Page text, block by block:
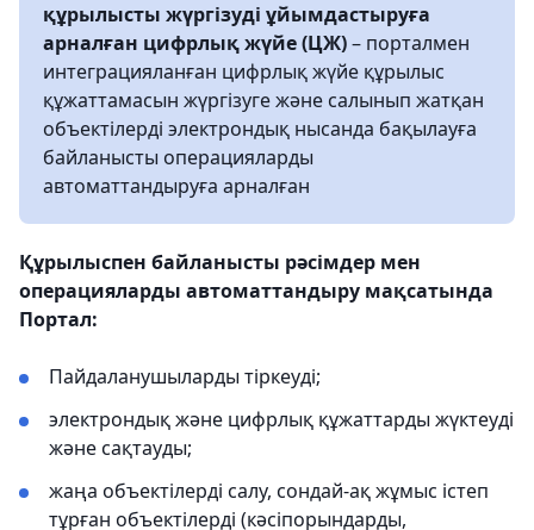
құрылысты жүргізуді ұйымдастыруға
арналған цифрлық жүйе (ЦЖ)– порталмен
интеграцияланған цифрлық жүйе құрылыс
құжаттамасын жүргізуге және салынып жатқан
объектілерді электрондық нысанда бақылауға
байланысты операцияларды
автоматтандыруға арналған
Құрылыспен байланысты рәсімдер мен
операцияларды автоматтандыру мақсатында
Портал:
Пайдаланушыларды тіркеуді;
электрондық және цифрлық құжаттарды жүктеуді
және сақтауды;
жаңа объектілерді салу, сондай-ақ жұмыс істеп
тұрған объектілерді (кәсіпорындарды,